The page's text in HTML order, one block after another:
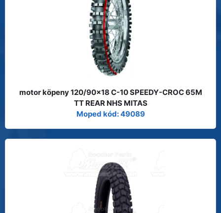
motor köpeny 120/90x18 C-10 SPEEDY-CROC 65M
TT REAR NHS MITAS
Moped kód: 49089